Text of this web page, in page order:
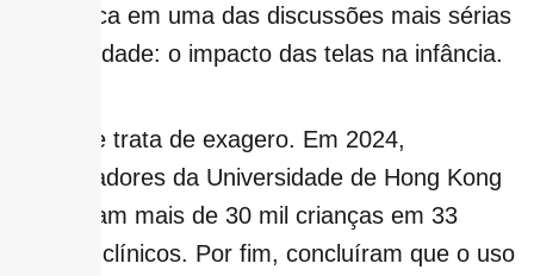
vista, toca em uma das discussões mais sérias
da atualidade: o impacto das telas na infância.
E não se trata de exagero. Em 2024,
pesquisadores da Universidade de Hong Kong
analisaram mais de 30 mil crianças em 33
estudos clínicos. Por fim, concluíram que o uso